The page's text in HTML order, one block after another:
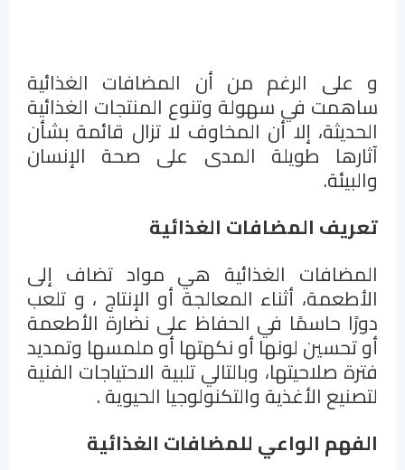
و على الرغم من أن المضافات الغذائية
ساهمت في سهولة وتنوع المنتجات الغذائية
الحديثة، إلا أن المخاوف لا تزال قائمة بشأن
آثارها طويلة المدى على صحة الإنسان
والبيئة.
تعريف المضافات الغذائية
المضافات الغذائية هي مواد تضاف إلى
الأطعمة، أثناء المعالجة أو الإنتاج ، و تلعب
دورًا حاسمًا في الحفاظ على نضارة الأطعمة
أو تحسين لونها أو نكهتها أو ملمسها وتمديد
فترة صلاحيتها، وبالتالي تلبية الاحتياجات الفنية
لتصنيع الأغذية والتكنولوجيا الحيوية .
الفهم الواعي للمضافات الغذائية